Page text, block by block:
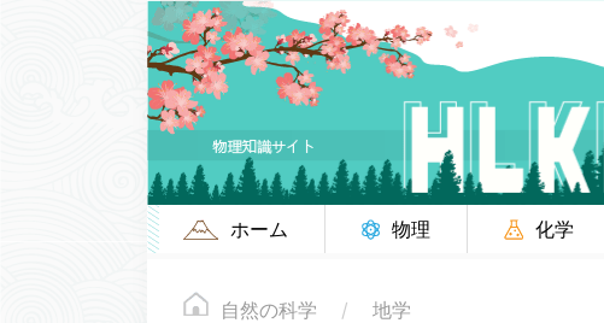
ホーム 物理 化学
自然の科学 地学